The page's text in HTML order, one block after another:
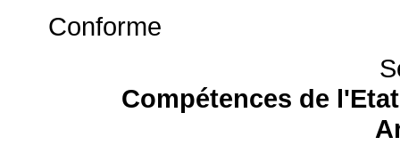
Conforme
Compétences de